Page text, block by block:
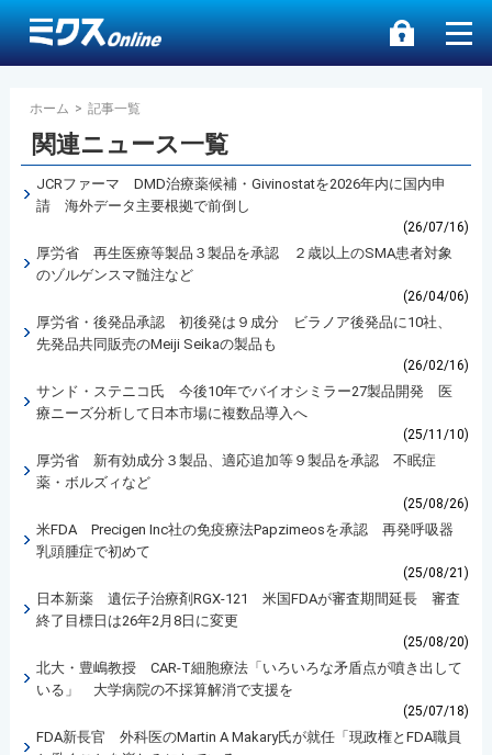
ホーム > 記事一覧
関連ニュース一覧
JCRファーマ DMD治療薬候補・Givinostatを2026年内に国内申
請 海外データ主要根拠で前倒し
(26/07/16)
厚労省 再生医療等製品３製品を承認 ２歳以上のSMA患者対象
のゾルゲンスマ髄注など
(26/04/06)
厚労省・後発品承認 初後発は９成分 ビラノア後発品に10社、
先発品共同販売のMeiji Seikaの製品も
(26/02/16)
サンド・ステニコ氏 今後10年でバイオシミラー27製品開発 医
療ニーズ分析して日本市場に複数品導入へ
(25/11/10)
厚労省 新有効成分３製品、適応追加等９製品を承認 不眠症
薬・ボルズィなど
(25/08/26)
米FDA Precigen Inc社の免疫療法Papzimeosを承認 再発呼吸器
乳頭腫症で初めて
(25/08/21)
日本新薬 遺伝子治療剤RGX-121 米国FDAが審査期間延長 審査
終了目標日は26年2月8日に変更
(25/08/20)
北大・豊嶋教授 CAR-T細胞療法「いろいろな矛盾点が噴き出して
いる」 大学病院の不採算解消で支援を
(25/07/18)
FDA新長官 外科医のMartin A Makary氏が就任「現政権とFDA職員